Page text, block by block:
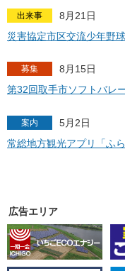
出来事
8月21日
災害協定市区交流少年野
募集
8月15日
第32回取手市ソフトバレ
案内
5月2日
常総地方観光アプリ「ふ
広告エリア